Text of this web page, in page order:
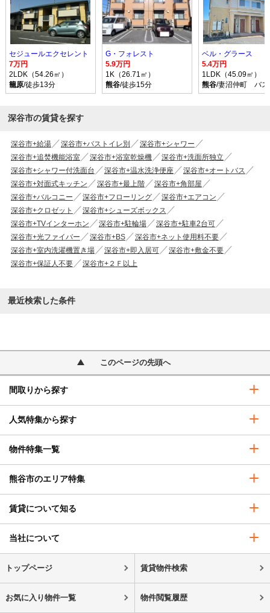
セジュールエクセレント
7万円
2LDK（54.26㎡）
籠原/徒歩13分
G・フォレスト
5.9万円
1K（26.71㎡）
熊谷/徒歩15分
ベル・グラース
5.4万円
1LDK（45.09㎡）
熊谷/妻沼仲町 バ
深谷市の賃貸を探す
深谷市+給湯 深谷市+バストイレ別
深谷市+シャワー
深谷市+追焚機能浴室
深谷市+浴室乾燥機
深谷市+洗面所独立
深谷市+シャワー付洗面台
深谷市+温水洗浄便座
深谷市+オートバス
深谷市+対面式キッチン
深谷市+最上階
深谷市+角部屋
深谷市+バルコニー
深谷市+フローリング
深谷市+エアコン
深谷市+クロゼット
深谷市+シューズボックス
深谷市+TVインターホン
深谷市+駐輪場
深谷市+駐車2台可
深谷市+光ファイバー
深谷市+BS
深谷市+ネット使用料不要
深谷市+室内洗濯機置き場
深谷市+即入居可
深谷市+敷金不要
深谷市+保証人不要
深谷市+２Ｆ以上
最近検索した条件
このページの先頭へ
間取りから探す
人気特集から探す
物件特集一覧
熊谷市のエリア特集
賃貸について知る
当社について
トップページ 賃貸物件検索
お気に入り物件一覧 物件閲覧履歴